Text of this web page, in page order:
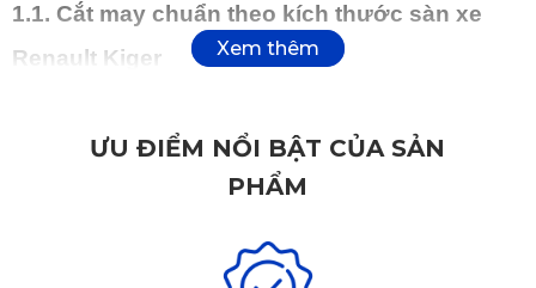
1.1. Cắt may chuẩn theo kích thước sàn xe
Renault Kiger
từng dòng xe. Với Renault Kiger, thảm được đo đạc chính
xác và cắt bằng công nghệ laser hiện đại, giúp ôm sát từng
ƯU ĐIỂM NỔI BẬT CỦA SẢN
PHẨM